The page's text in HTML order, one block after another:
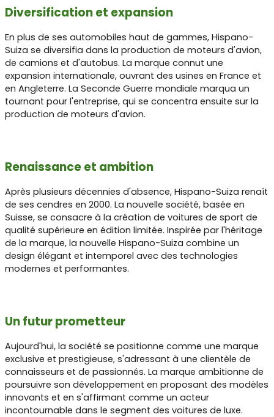
Diversification et expansion
En plus de ses automobiles haut de gammes, Hispano-
Suiza se diversifia dans la production de moteurs d'avion,
de camions et d'autobus. La marque connut une
expansion internationale, ouvrant des usines en France et
en Angleterre. La Seconde Guerre mondiale marqua un
tournant pour l'entreprise, qui se concentra ensuite sur la
production de moteurs d'avion.
Renaissance et ambition
Après plusieurs décennies d'absence, Hispano-Suiza renaît
de ses cendres en 2000. La nouvelle société, basée en
Suisse, se consacre à la création de voitures de sport de
qualité supérieure en édition limitée. Inspirée par l'héritage
de la marque, la nouvelle Hispano-Suiza combine un
design élégant et intemporel avec des technologies
modernes et performantes.
Un futur prometteur
Aujourd'hui, la société se positionne comme une marque
exclusive et prestigieuse, s'adressant à une clientèle de
connaisseurs et de passionnés. La marque ambitionne de
poursuivre son développement en proposant des modèles
innovants et en s'affirmant comme un acteur
incontournable dans le segment des voitures de luxe.